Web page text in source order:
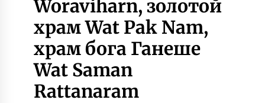
Woraviharn, золотой
храм Wat Pak Nam,
храм бога Ганеше
Wat Saman
Rattanaram